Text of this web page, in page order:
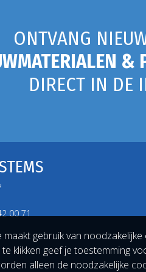
ONTVANG
&
DIRECT IN DE
00 71
maakt gebruik van
klikken geef je toestemming
alleen de noodzakelijke